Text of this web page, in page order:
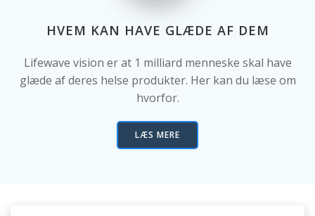
HVEM KAN HAVE GLÆDE AF DEM
Lifewave vision er at 1 milliard menneske skal have
glæde af deres helse produkter. Her kan du læse om
hvorfor.
LÆS MERE